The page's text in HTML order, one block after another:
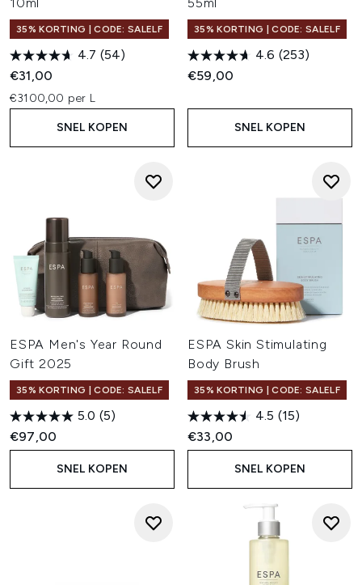
35% KORTING | CODE: SALELF
4.7 (54)
€31,00
€3100,00 per L
SNEL KOPEN
35% KORTING | CODE: SALELF
4.6 (253)
€59,00
SNEL KOPEN
ESPA Men's Year Round
Gift 2025
35% KORTING | CODE: SALELF
5.0 (5)
€97,00
SNEL KOPEN
ESPA Skin Stimulating
Body Brush
35% KORTING | CODE: SALELF
4.5 (15)
€33,00
SNEL KOPEN